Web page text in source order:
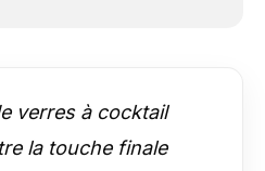
verres à cocktail
la touche finale